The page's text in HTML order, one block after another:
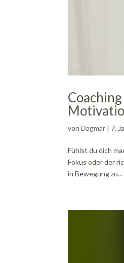
vonDagmar | 7.
Fühlst du dich
Fokus oder der
in Bewegung zu...